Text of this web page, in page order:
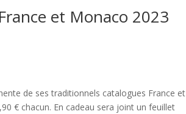
et Monaco 2023
de ses traditionnels catalogues France et
€ chacun. En cadeau sera joint un feuillet